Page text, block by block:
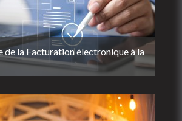
de la Facturation électronique à la